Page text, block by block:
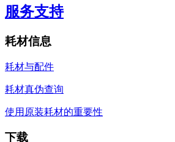
服务支持
耗材信息
耗材与配件
耗材真伪查询
使用原装耗材的重要性
下载